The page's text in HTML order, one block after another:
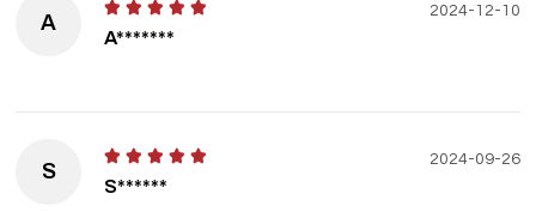
A
A*******
2024-12-10
S
S******
2024-09-26